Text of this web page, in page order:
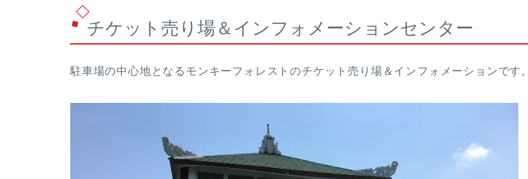
チケット売り場＆インフォメーションセンター
駐車場の中心地となるモンキーフォレストのチケット売り場＆インフォメーションです。